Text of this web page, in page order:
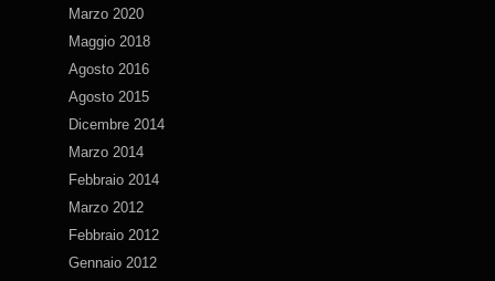
Marzo 2020
Maggio 2018
Agosto 2016
Agosto 2015
Dicembre 2014
Marzo 2014
Febbraio 2014
Marzo 2012
Febbraio 2012
Gennaio 2012